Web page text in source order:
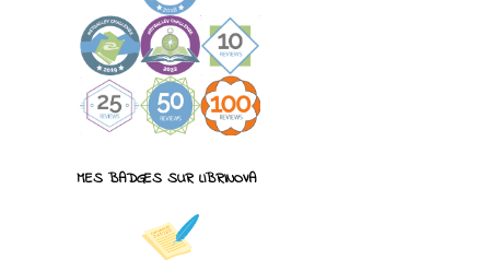
MES BADGES SUR LIBRINOVA